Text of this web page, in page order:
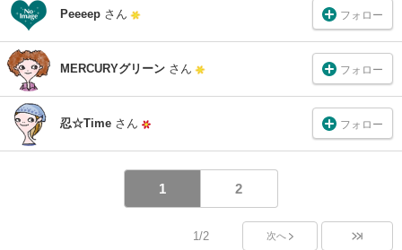
Peeeep さん フォロー
MERCURYグリーン さん フォロー
忍☆Time さん フォロー
1 2
1/2 次へ